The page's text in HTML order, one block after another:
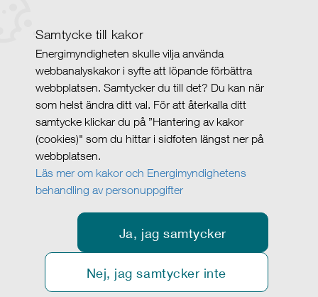
Samtycke till kakor
Energimyndigheten skulle vilja använda
webbanalyskakor i syfte att löpande förbättra
webbplatsen. Samtycker du till det? Du kan när
som helst ändra ditt val. För att återkalla ditt
samtycke klickar du på ”Hantering av kakor
(cookies)" som du hittar i sidfoten längst ner på
webbplatsen.
Läs mer om kakor och Energimyndighetens
behandling av personuppgifter
Ja, jag samtycker
Nej, jag samtycker inte